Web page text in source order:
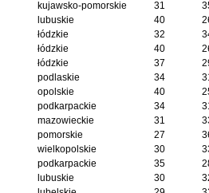
kujawsko-pomorskie 31
lubuskie 40
łódzkie 32
łódzkie 40
łódzkie 37
podlaskie 34
opolskie 40
podkarpackie 34
mazowieckie 31
pomorskie 27
wielkopolskie 30
podkarpackie 35
lubuskie 30